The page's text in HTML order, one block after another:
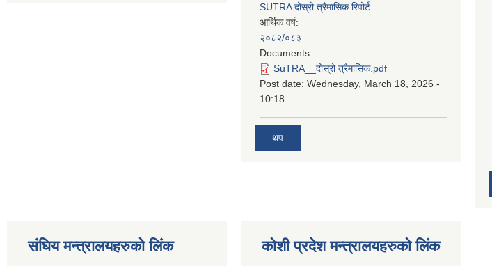
SUTRA दोस्रो त्रैमासिक रिपोर्ट
आर्थिक वर्ष:
२०८२/०८३
Documents:
SuTRA__दोस्रो त्रैमासिक.pdf
Post date: Wednesday, March 18, 2026 -
10:18
थप
स‌ंघिय मन्त्रालयहरुको लिंक कोशी प्रदेश मन्त्रालयहरुको लिंक